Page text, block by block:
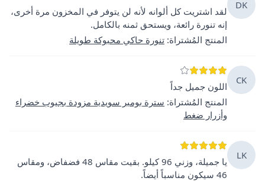
DK
لقد اشتريت كل ألوانه لأنه لن يتوفر في المخزون مرة أخرى،
إنه تنورة رائعة، ويستحق ثمنه بالكامل.
المنتج المُشتراة: تنورة حاكي محبوكة طويلة
CK
اللون جميل جداً
المنتج المُشتراة: سترة بومبر سويدية مزودة بجيوب خضراء
وأزرار ضغط
LK
يا جميلة، وزني 96 كيلو. بقيت مقاس 48 فضفاض، ومقاس
46 سيكون مناسباً أيضاً.